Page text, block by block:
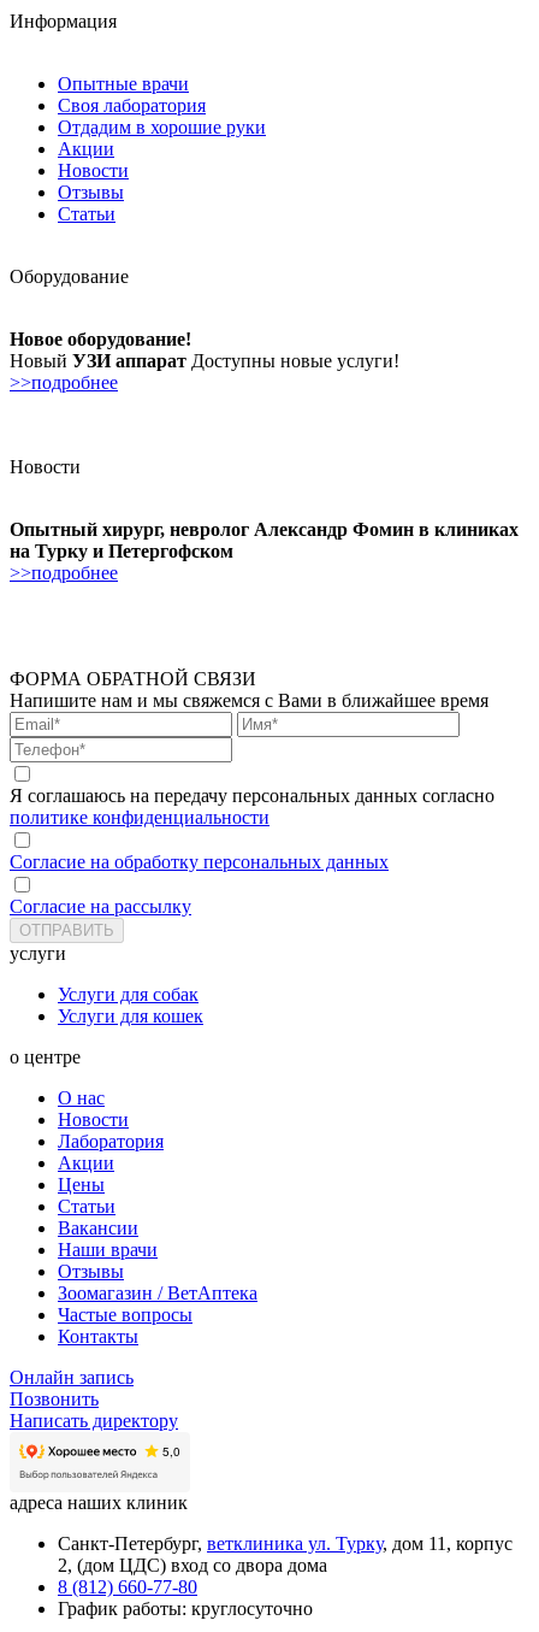
Информация
Опытные врачи
Своя лаборатория
Отдадим в хорошие руки
Акции
Новости
Отзывы
Статьи
Оборудование
Новое оборудование!
Новый УЗИ аппарат Доступны новые услуги!
>>подробнее
Новости
Опытный хирург, невролог Александр Фомин в клиниках
на Турку и Петергофском
>>подробнее
ФОРМА ОБРАТНОЙ СВЯЗИ
Напишите нам и мы свяжемся с Вами в ближайшее время
Я соглашаюсь на передачу персональных данных согласно
политике конфиденциальности
Согласие на обработку персональных данных
Согласие на рассылку
услуги
Услуги для собак
Услуги для кошек
о центре
О нас
Новости
Лаборатория
Акции
Цены
Статьи
Вакансии
Наши врачи
Отзывы
Зоомагазин / ВетАптека
Частые вопросы
Контакты
Онлайн запись
Позвонить
Написать директору
адреса наших клиник
Санкт-Петербург, ветклиника ул. Турку, дом 11, корпус
2, (дом ЦДС) вход со двора дома
8 (812) 660-77-80
График работы: круглосуточно